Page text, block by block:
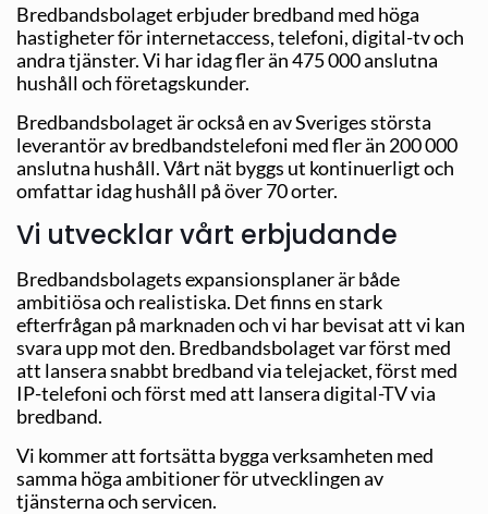
Bredbandsbolaget erbjuder bredband med höga
hastigheter för internetaccess, telefoni, digital-tv och
andra tjänster. Vi har idag fler än 475 000 anslutna
hushåll och företagskunder.
Bredbandsbolaget är också en av Sveriges största
leverantör av bredbandstelefoni med fler än 200 000
anslutna hushåll. Vårt nät byggs ut kontinuerligt och
omfattar idag hushåll på över 70 orter.
Vi utvecklar vårt erbjudande
Bredbandsbolagets expansionsplaner är både
ambitiösa och realistiska. Det finns en stark
efterfrågan på marknaden och vi har bevisat att vi kan
svara upp mot den. Bredbandsbolaget var först med
att lansera snabbt bredband via telejacket, först med
IP-telefoni och först med att lansera digital-TV via
bredband.
Vi kommer att fortsätta bygga verksamheten med
samma höga ambitioner för utvecklingen av
tjänsterna och servicen.